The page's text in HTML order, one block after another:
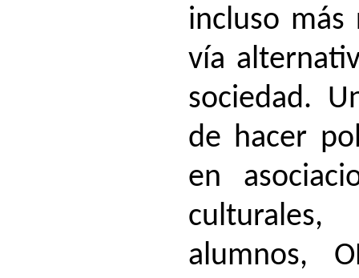
incluso más
vía
sociedad.
de hacer
en
alumnos,